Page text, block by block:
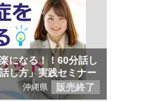
になる！！60分話し
し方」実践セミナー
沖縄県 販売終了